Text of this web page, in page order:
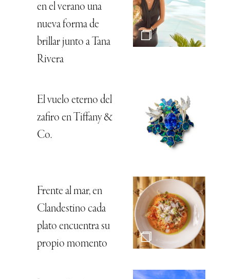
en el verano una
nueva forma de
brillar junto a Tana
Rivera
El vuelo eterno del
zafiro en Tiffany &
Co.
Frente al mar, en
Clandestino cada
plato encuentra su
propio momento